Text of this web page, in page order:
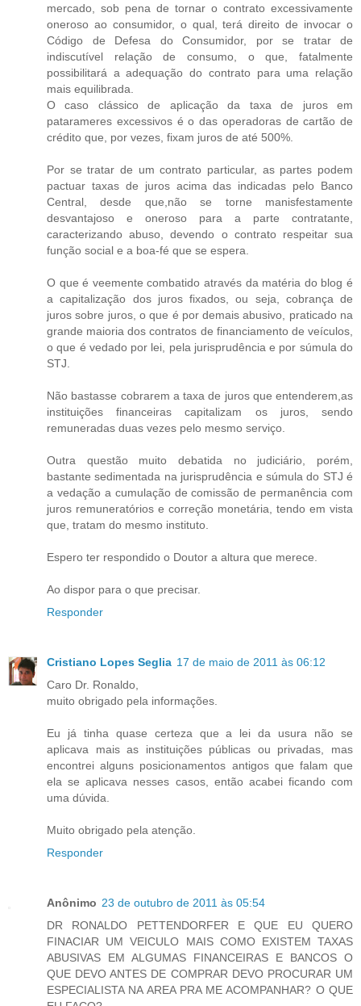
mercado, sob pena de tornar o contrato excessivamente
oneroso ao consumidor, o qual, terá direito de invocar o
Código de Defesa do Consumidor, por se tratar de
indiscutível relação de consumo, o que, fatalmente
possibilitará a adequação do contrato para uma relação
mais equilibrada.
O caso clássico de aplicação da taxa de juros em
patarameres excessivos é o das operadoras de cartão de
crédito que, por vezes, fixam juros de até 500%.
Por se tratar de um contrato particular, as partes podem
pactuar taxas de juros acima das indicadas pelo Banco
Central, desde que,não se torne manisfestamente
desvantajoso e oneroso para a parte contratante,
caracterizando abuso, devendo o contrato respeitar sua
função social e a boa-fé que se espera.
O que é veemente combatido através da matéria do blog é
a capitalização dos juros fixados, ou seja, cobrança de
juros sobre juros, o que é por demais abusivo, praticado na
grande maioria dos contratos de financiamento de veículos,
o que é vedado por lei, pela jurisprudência e por súmula do
STJ.
Não bastasse cobrarem a taxa de juros que entenderem,as
instituições financeiras capitalizam os juros, sendo
remuneradas duas vezes pelo mesmo serviço.
Outra questão muito debatida no judiciário, porém,
bastante sedimentada na jurisprudência e súmula do STJ é
a vedação a cumulação de comissão de permanência com
juros remuneratórios e correção monetária, tendo em vista
que, tratam do mesmo instituto.
Espero ter respondido o Doutor a altura que merece.
Ao dispor para o que precisar.
Responder
Cristiano Lopes Seglia 17 de maio de 2011 às 06:12
Caro Dr. Ronaldo,
muito obrigado pela informações.
Eu já tinha quase certeza que a lei da usura não se
aplicava mais as instituições públicas ou privadas, mas
encontrei alguns posicionamentos antigos que falam que
ela se aplicava nesses casos, então acabei ficando com
uma dúvida.
Muito obrigado pela atenção.
Responder
Anônimo 23 de outubro de 2011 às 05:54
DR RONALDO PETTENDORFER E QUE EU QUERO
FINACIAR UM VEICULO MAIS COMO EXISTEM TAXAS
ABUSIVAS EM ALGUMAS FINANCEIRAS E BANCOS O
QUE DEVO ANTES DE COMPRAR DEVO PROCURAR UM
ESPECIALISTA NA AREA PRA ME ACOMPANHAR? O QUE